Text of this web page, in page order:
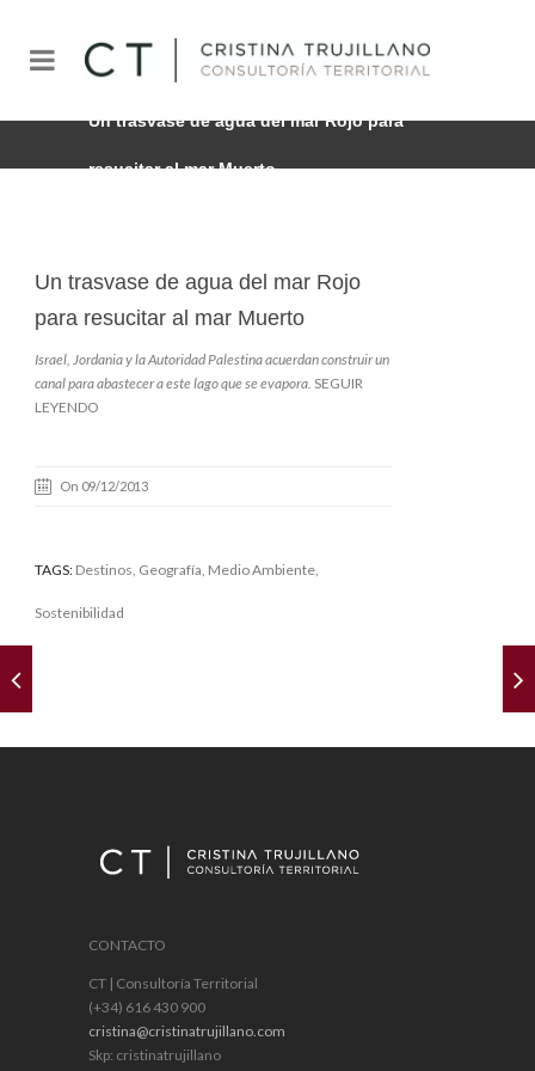
Un trasvase de agua del mar Rojo para
resucitar al mar Muerto
Un trasvase de agua del mar Rojo
para resucitar al mar Muerto
Israel, Jordania y la Autoridad Palestina acuerdan construir un
canal para abastecer a este lago que se evapora. SEGUIR
LEYENDO
On 09/12/2013
TAGS: Destinos Geografía Medio Ambiente
Sostenibilidad
CONTACTO
CT | Consultoría Territorial
(+34) 616 430 900
cristina@cristinatrujillano.com
Skp: cristinatrujillano